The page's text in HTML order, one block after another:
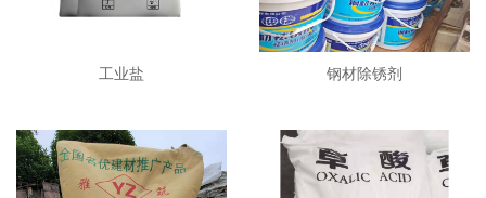
工业盐 钢材除锈剂